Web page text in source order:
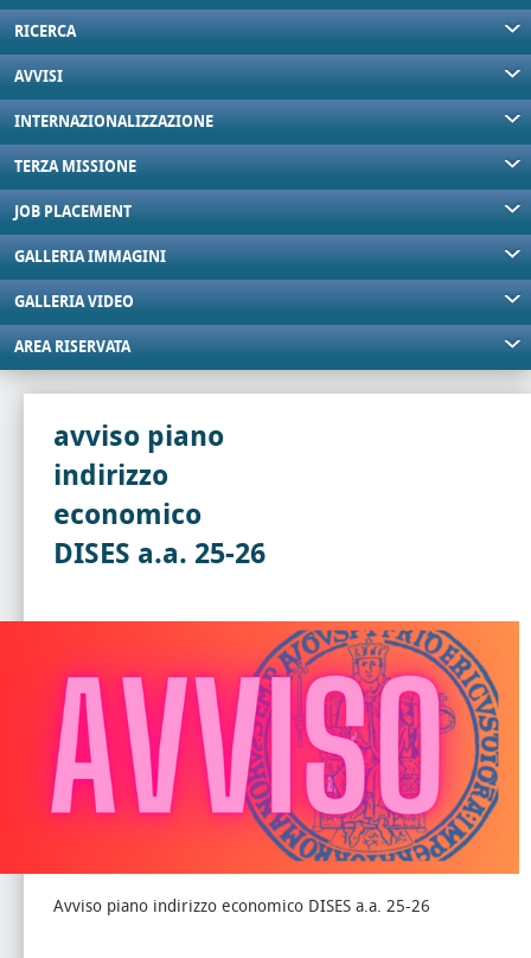
RICERCA
AVVISI
INTERNAZIONALIZZAZIONE
TERZA MISSIONE
JOB PLACEMENT
GALLERIA IMMAGINI
GALLERIA VIDEO
AREA RISERVATA
avviso piano
indirizzo
economico
DISES a.a. 25-26
Avviso piano indirizzo economico DISES a.a. 25-26